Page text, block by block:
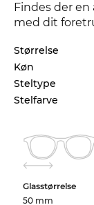
Findes der
med dit
2024 fra
Ligetil og
herrebrille
digog dit
kombinerer
ørerne.
Størrelse
Køn
Steltype
Stelfarve
Glasstørrelse
50 mm